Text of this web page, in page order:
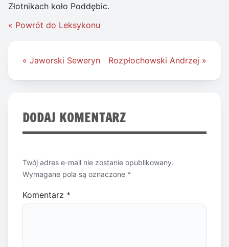
Złotnikach koło Poddębic.
« Powrót do Leksykonu
Nawigacja
« Jaworski Seweryn Rozpłochowski Andrzej »
DODAJ KOMENTARZ
Twój adres e-mail nie zostanie opublikowany.
Wymagane pola są oznaczone *
Komentarz *